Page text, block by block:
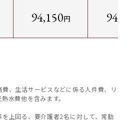
94,150円
、生活サービスなどに係る人件費、リ
水費他を含みます。
上回る、要介護者2名に対して、常勤